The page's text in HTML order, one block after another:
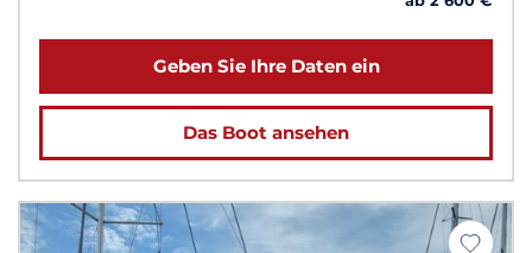
Geben Sie Ihre Daten ein
Das Boot ansehen